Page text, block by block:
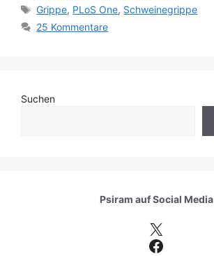
Schlagwörter
Grippe, PLoS One, Schweinegrippe
25 Kommentare
Suchen
Psiram aufSocial Media
X
Facebook